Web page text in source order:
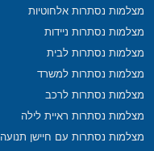
מצלמות נסתרות אלחוטיות
מצלמות נסתרות ניידות
מצלמות נסתרות לבית
מצלמות נסתרות למשרד
מצלמות נסתרות לרכב
מצלמות נסתרות ראיית לילה
מצלמות נסתרות עם חיישן תנועה